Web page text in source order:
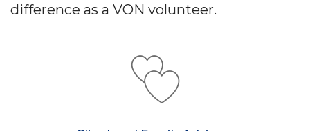
difference as a VON volunteer.